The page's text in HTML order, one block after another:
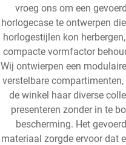
vroeg ons om een
horlogecase te ontwerpen
horlogestijlen kon
compacte vormfactor
Wij ontwierpen een
verstelbare
de winkel haar diverse
presenteren zonder in te
bescherming. Het
materiaal zorgde ervoor dat